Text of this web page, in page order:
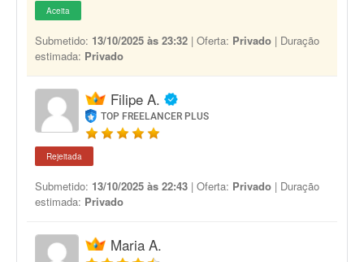
Aceita
Submetido: 13/10/2025 às 23:32 | Oferta: Privado | Duração
estimada: Privado
Filipe A.
TOP FREELANCER PLUS
Rejeitada
Submetido: 13/10/2025 às 22:43 | Oferta: Privado | Duração
estimada: Privado
Maria A.